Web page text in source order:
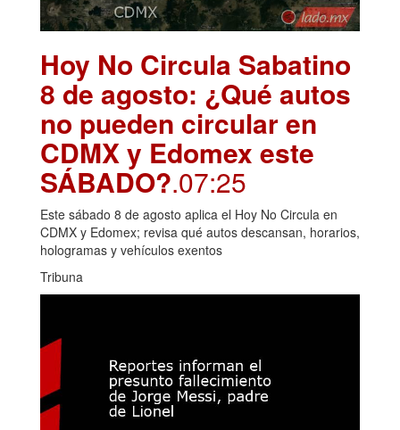
Hoy No Circula Sabatino
8 de agosto: ¿Qué autos
no pueden circular en
CDMX y Edomex este
SÁBADO?.07:25
Este sábado 8 de agosto aplica el Hoy No Circula en
CDMX y Edomex; revisa qué autos descansan, horarios,
hologramas y vehículos exentos
Tribuna